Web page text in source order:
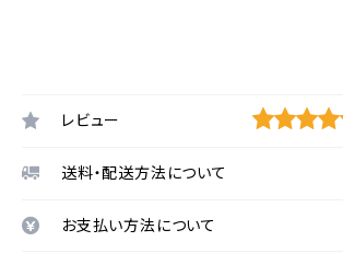
レビュー
送料・配送方法について
お支払い方法について